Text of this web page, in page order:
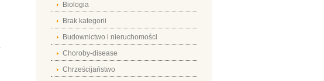
Biologia
Brak kategorii
Budownictwo i nieruchomości
Choroby-disease
Chrześcijaństwo